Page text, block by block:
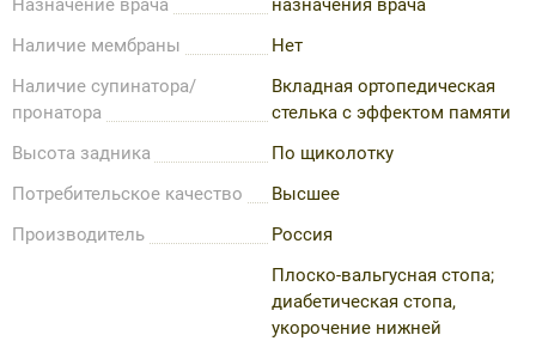
Назначение врача
назначения врача
Наличие мембраны
Нет
Наличие супинатора/
пронатора
Вкладная ортопедическая
стелька с эффектом памяти
Высота задника
По щиколотку
Потребительское качество
Высшее
Производитель
Россия
Плоско-вальгусная стопа;
диабетическая стопа,
укорочение нижней